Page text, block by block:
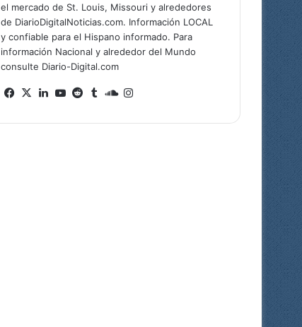
el mercado de St. Louis, Missouri y alrededores
de DiarioDigitalNoticias.com. Información LOCAL
y confiable para el Hispano informado. Para
información Nacional y alrededor del Mundo
consulte Diario-Digital.com
Facebook
X LinkedIn
YouTube
RedditTumblrSoundCloud